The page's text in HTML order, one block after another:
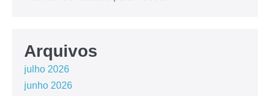
Arquivos
julho 2026
junho 2026